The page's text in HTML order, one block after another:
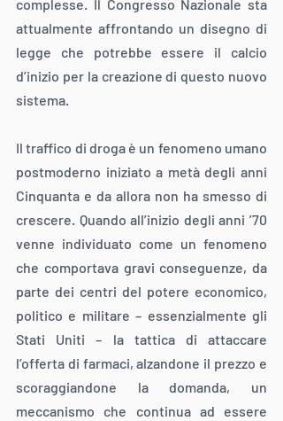
complesse. Il Congresso Nazionale sta
attualmente affrontando un disegno di
legge che potrebbe essere il calcio
d’inizio per la creazione di questo nuovo
sistema.
Il traffico di droga è un fenomeno umano
postmoderno iniziato a metà degli anni
Cinquanta e da allora non ha smesso di
crescere. Quando all’inizio degli anni ’70
venne individuato come un fenomeno
che comportava gravi conseguenze, da
parte dei centri del potere economico,
politico e militare – essenzialmente gli
Stati Uniti – la tattica di attaccare
l’offerta di farmaci, alzandone il prezzo e
scoraggiandone la domanda, un
meccanismo che continua ad essere